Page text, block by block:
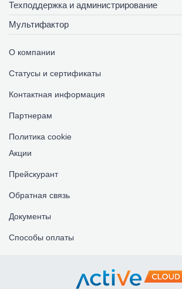
Ограничено
мобильными
Техподдержка и администрирование
Мультифактор
О компании
Статусы и сертификаты
Контактная информация
Партнерам
Политика cookie
Акции
Прейскурант
Обратная связь
Документы
Способы оплаты